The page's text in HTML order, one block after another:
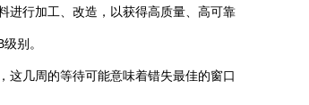
进行加工、改造，以获得高质量、高可靠
别。
这几周的等待可能意味着错失最佳的窗口